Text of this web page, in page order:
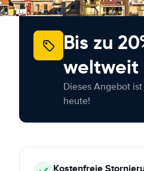
Bis zu
weltweit
Dieses Angebot
heute!